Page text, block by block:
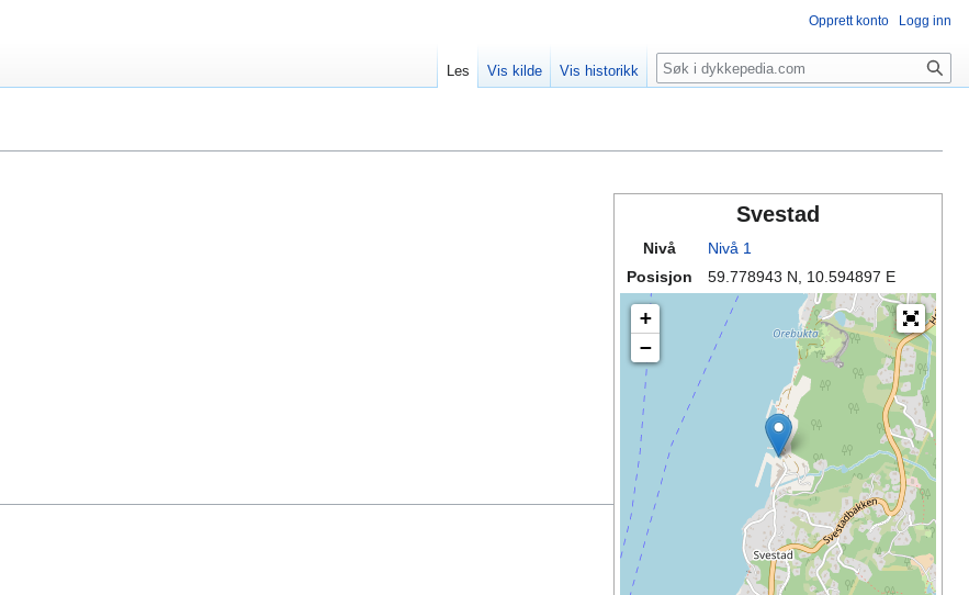
Svestad
Nivå
Nivå 1
Posisjon
59.778943 N, 10.594897 E
+
−
Opprett konto Logg inn
Les Vis kilde Vis historikk Søk